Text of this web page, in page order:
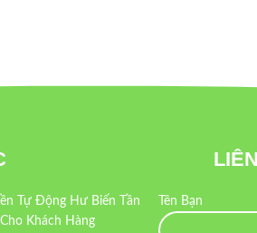
Tự Động Hư Biến Tần
Khách Hàng
Tên Bạn